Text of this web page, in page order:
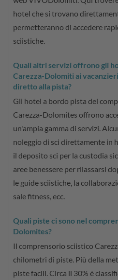
hotel che si trovano
permetteranno di accedere
sciistiche.
Quali altri servizi offrono gli
Carezza-Dolomiti ai
diretto alla pista?
Gli hotel a bordo pista del
Carezza-Dolomites offrono
un'ampia gamma di servizi.
noleggio di sci direttamente in
il deposito sci per la custodia
aree benessere per rilassarsi
le guide sciistiche, la
sale fitness, ecc.
Quali piste ci sono nel
Dolomites?
Il comprensorio sciistico
chilometri di piste. Più della
piste facili. Circa il 30% è